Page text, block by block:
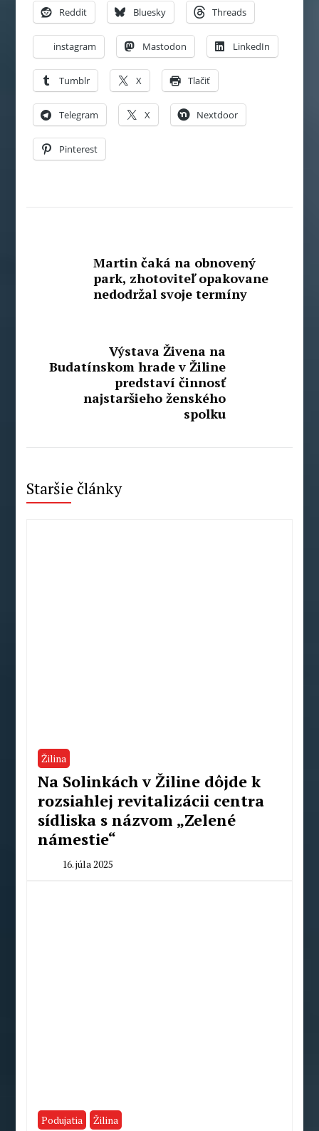
Reddit Bluesky Threads
instagram Mastodon LinkedIn
Tumblr X Tlačiť
Telegram X Nextdoor
Pinterest
Martin čaká na obnovený
park, zhotoviteľ opakovane
nedodržal svoje termíny
Výstava Živena na
Budatínskom hrade v Žiline
predstaví činnosť
najstaršieho ženského
spolku
Staršie články
Žilina
Na Solinkách v Žiline dôjde k
rozsiahlej revitalizácii centra
sídliska s názvom „Zelené
námestie“
16. júla 2025
Podujatia Žilina